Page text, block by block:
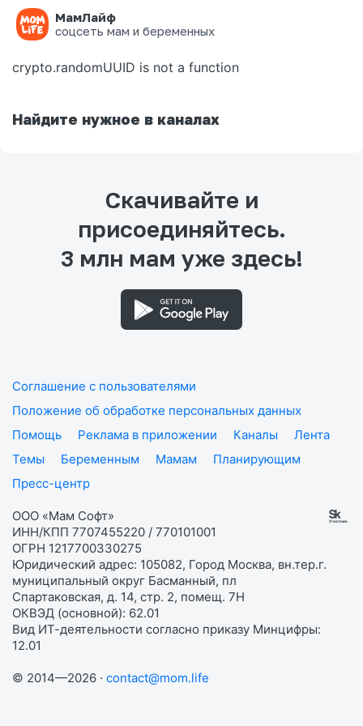
МамЛайф
соцсеть мам и беременных
Ошибка на странице
crypto.randomUUID is not a function
Найдите нужное в каналах
Скачивайте и
присоединяйтесь.
3 млн мам уже здесь!
Соглашение с пользователями
Положение об обработке персональных данных
Помощь
Реклама в приложении Каналы
Лента
Темы
Беременным Мамам
Планирующим
Пресс-центр
ООО «Мам Софт»
ИНН/КПП 7707455220 / 770101001
ОГРН 1217700330275
Юридический адрес: 105082, Город Москва, вн.тер.г.
муниципальный округ Басманный, пл
Спартаковская, д. 14, стр. 2, помещ. 7Н
ОКВЭД (основной): 62.01
Вид ИТ-деятельности согласно приказу Минцифры:
12.01
© 2014—2026 · contact@mom.life